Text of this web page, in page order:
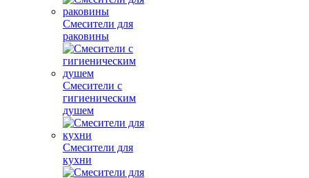
Смесители для
раковины
Смесители с
гигиеническим
душем
Смесители для
кухни